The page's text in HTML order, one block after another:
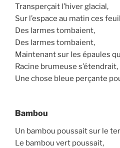
Transperçait l’hiver glacial,
Sur l’espace au matin ces
Des larmes tombaient,
Des larmes tombaient,
Maintenant sur les épaules
Racine brumeuse s’étendrait,
Une chose bleue perçante
Bambou
Un bambou poussait sur le
Le bambou vert poussait,